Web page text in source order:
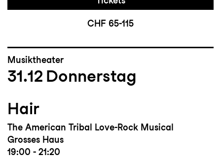
CHF 65-115
Musiktheater
31.12 Donnerstag
Hair
The American Tribal Love-Rock Musical
Grosses Haus
19:00 - 21:20